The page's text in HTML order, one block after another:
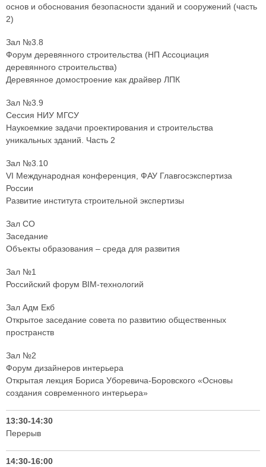
основ и обоснования безопасности зданий и сооружений (часть
2)
Зал №3.8
Форум деревянного строительства (НП Ассоциация
деревянного строительства)
Деревянное домостроение как драйвер ЛПК
Зал №3.9
Сессия НИУ МГСУ
Наукоемкие задачи проектирования и строительства
уникальных зданий. Часть 2
Зал №3.10
VI Международная конференция, ФАУ Главгосэкспертиза
России
Развитие института строительной экспертизы
Зал СО
Заседание
Объекты образования – среда для развития
Зал №1
Российский форум BIM-технологий
Зал Адм Екб
Открытое заседание совета по развитию общественных
пространств
Зал №2
Форум дизайнеров интерьера
Открытая лекция Бориса Уборевича-Боровского «Основы
создания современного интерьера»
13:30-14:30
Перерыв
14:30-16:00